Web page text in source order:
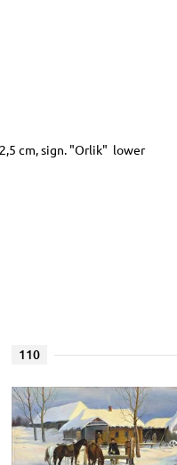
cm, sign. "Orlik" lower
110